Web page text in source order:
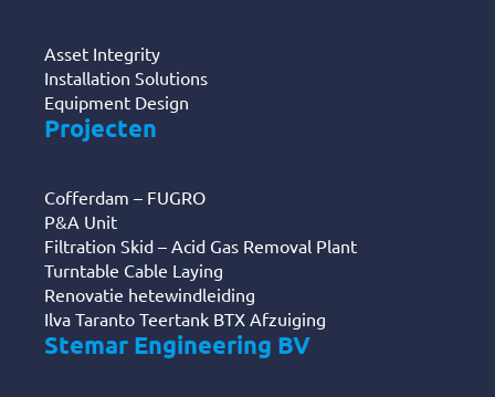
Asset Integrity
Installation Solutions
Equipment Design
Projecten
Cofferdam – FUGRO
P&A Unit
Filtration Skid – Acid Gas Removal Plant
Turntable Cable Laying
Renovatie hetewindleiding
Ilva Taranto Teertank BTX Afzuiging
Stemar Engineering BV